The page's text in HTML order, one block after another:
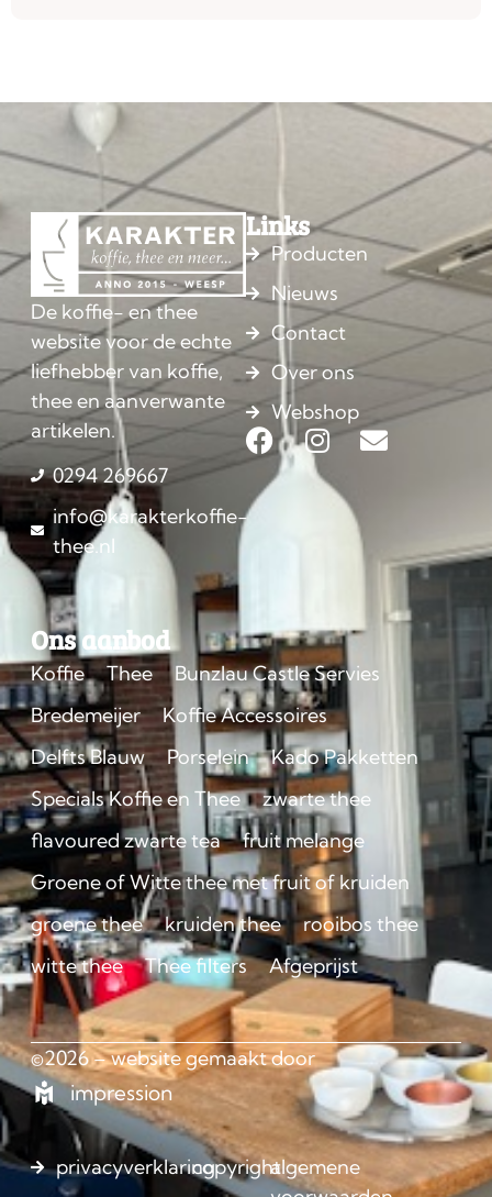
De koffie- en thee
website voor de echte
liefhebber van koffie,
thee en aanverwante
artikelen.
0294 269667
info@karakterkoffie-
thee.nl
Links
Producten
Nieuws
Contact
Over ons
Webshop
Ons aanbod
Koffie Thee
Bunzlau Castle Servies
Bredemeijer
Koffie Accessoires
Delfts Blauw
Porselein
Kado Pakketten
Specials Koffie en Thee
zwarte thee
flavoured zwarte tea
fruit melange
Groene of Witte thee met fruit of kruiden
groene thee
kruiden thee
rooibos thee
witte thee
Thee filters Afgeprijst
©2026 – website gemaakt door
impression
privacyverklaringcopyrightalgemene